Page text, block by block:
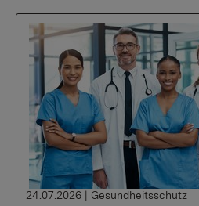
24.07.2026 | Gesundheitsschutz